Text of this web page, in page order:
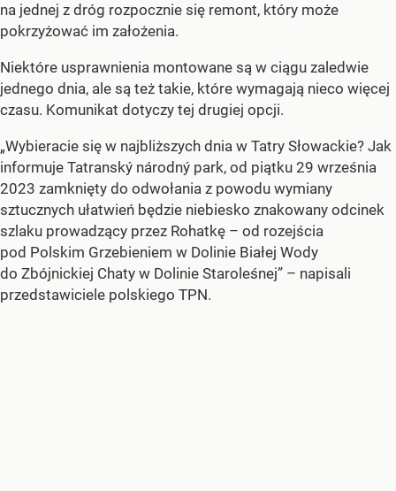
na jednej z dróg rozpocznie się remont, który może
pokrzyżować im założenia.
Niektóre usprawnienia montowane są w ciągu zaledwie
jednego dnia, ale są też takie, które wymagają nieco więcej
czasu. Komunikat dotyczy tej drugiej opcji.
„Wybieracie się w najbliższych dnia w Tatry Słowackie? Jak
informuje Tatranský národný park, od piątku 29 września
2023 zamknięty do odwołania z powodu wymiany
sztucznych ułatwień będzie niebiesko znakowany odcinek
szlaku prowadzący przez Rohatkę – od rozejścia
pod Polskim Grzebieniem w Dolinie Białej Wody
do Zbójnickiej Chaty w Dolinie Staroleśnej” – napisali
przedstawiciele polskiego TPN.